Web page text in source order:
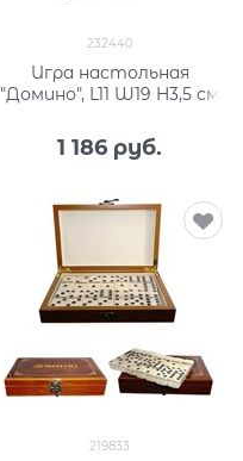
232440
Игра настольная
"Домино", L11 W19 H3,5 см
1 186 руб.
219833